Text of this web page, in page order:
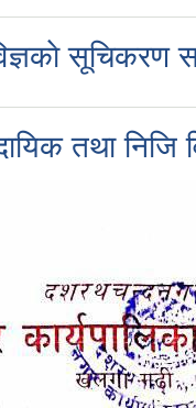
सूचिकरण
तथा